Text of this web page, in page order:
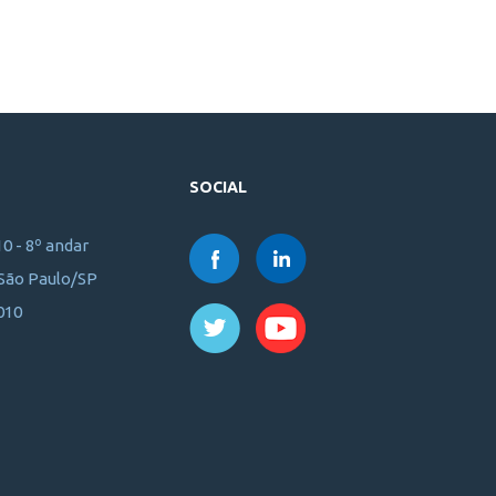
- 8º andar
Paulo/SP
SOCIAL